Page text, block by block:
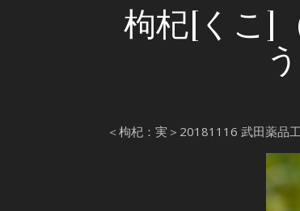
枸杞[くこ]
＜枸杞：実＞20181116 武田薬品